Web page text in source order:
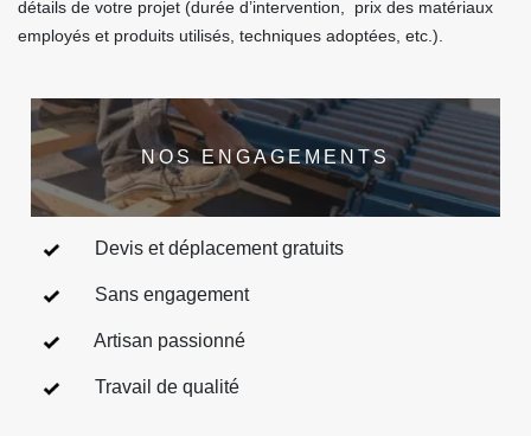
détails de votre projet (durée d’intervention, prix des matériaux
employés et produits utilisés, techniques adoptées, etc.).
NOS ENGAGEMENTS
Devis et déplacement gratuits
Sans engagement
Artisan passionné
Travail de qualité